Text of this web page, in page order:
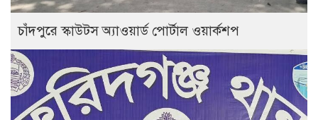
চাঁদপুরে স্কাউটস অ্যাওয়ার্ড পোর্টাল ওয়ার্কশপ